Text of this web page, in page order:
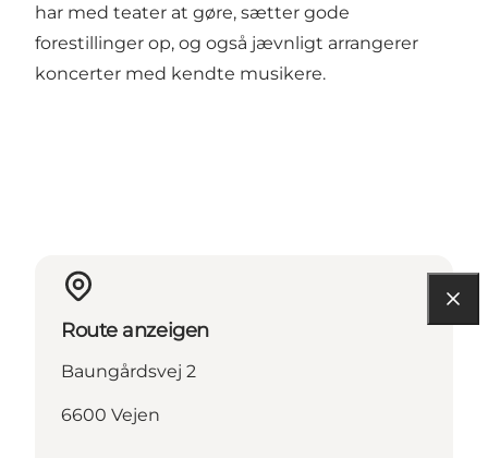
har med teater at gøre, sætter gode
forestillinger op, og også jævnligt arrangerer
koncerter med kendte musikere.
Route anzeigen
Baungårdsvej 2
6600 Vejen